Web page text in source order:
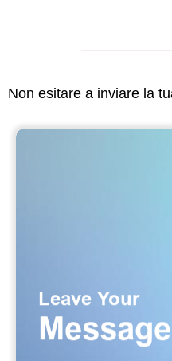
Non esitare a inviare la